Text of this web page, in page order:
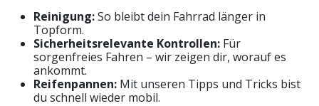
Reinigung:So bleibt dein Fahrrad länger in
Topform.
Sicherheitsrelevante Kontrollen: Für
sorgenfreies Fahren – wir zeigen dir, worauf es
ankommt.
Reifenpannen: Mit unseren Tipps und Tricks bist
du schnell wieder mobil.